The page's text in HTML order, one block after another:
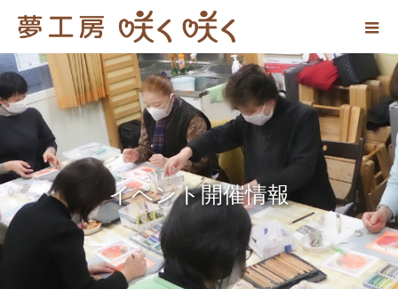
イベント開催情報